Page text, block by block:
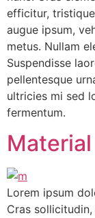
efficitur,
augue ipsum,
metus. Nullam
Suspendisse
pellentesque
ultricies mi sed
fermentum.
Lorem ipsum
Cras